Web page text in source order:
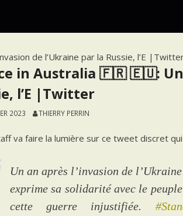
de l’Ukraine par la Russie, l’E
in Australia 🇫🇷 🇪🇺: Un
l’E |Twitter
2023 THIERRY PERRIN
va faire la lumière sur ce tweet discret
Un an après l’invasion de
exprime sa solidarité avec le
cette guerre injustifiée.